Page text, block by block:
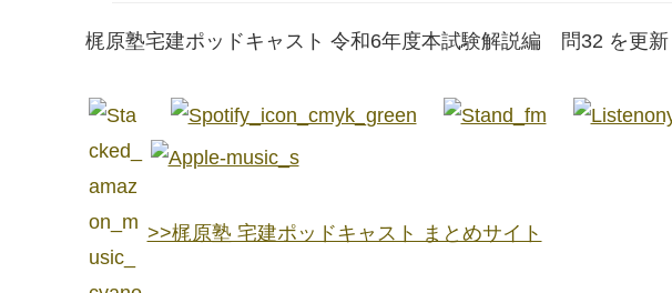
梶原塾宅建ポッドキャスト 令和6年度本試験解説編 問32 を更新
>>梶原塾 宅建ポッドキャスト まとめサイト